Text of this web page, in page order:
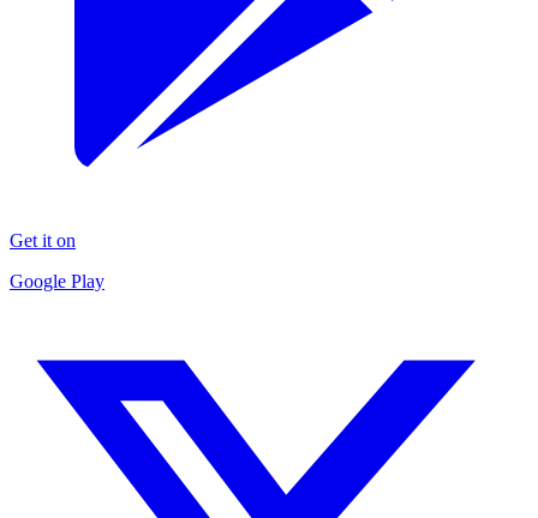
Get it on
Google Play